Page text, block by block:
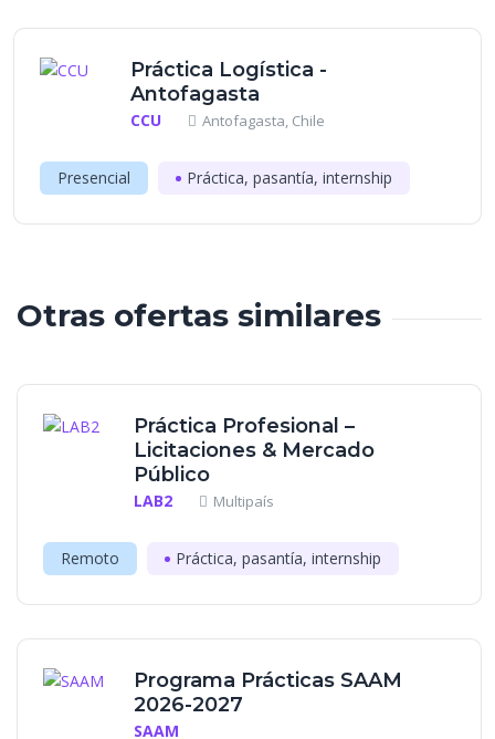
Práctica Logística -
Antofagasta
CCU Antofagasta, Chile
Presencial Práctica, pasantía, internship
Otras ofertas similares
Práctica Profesional –
Licitaciones & Mercado
Público
LAB2 Multipaís
Remoto Práctica, pasantía, internship
Programa Prácticas SAAM
2026-2027
SAAM